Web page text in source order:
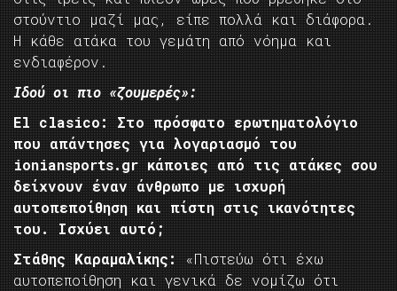
στούντιο μαζί μας, είπε πολλά και διάφορα.
Η κάθε ατάκα του γεμάτη από νόημα και
ενδιαφέρον.
Ιδού οι πιο «ζουμερές»:
El clasico: Στο πρόσφατο ερωτηματολόγιο
που απάντησες για λογαριασμό του
ioniansports.gr κάποιες από τις ατάκες σου
δείχνουν έναν άνθρωπο με ισχυρή
αυτοπεποίθηση και πίστη στις ικανότητες
του. Ισχύει αυτό;
Στάθης Καραμαλίκης:
«Πιστεύω ότι έχω
αυτοπεποίθηση και γενικά δε νομίζω ότι